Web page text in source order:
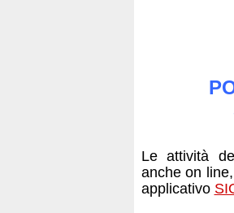
Le attività
anche on
applicativo